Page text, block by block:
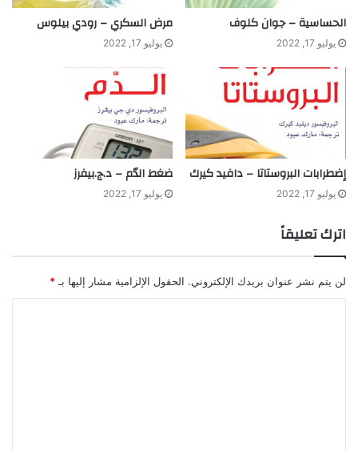
الحساسية – جوان كلوف
يوليو 17, 2022
مرض السكري – رودي بيلوس
يوليو 17, 2022
إضطرابات البروستاتا – دافيد كيرك
يوليو 17, 2022
ضغط الدّم – د.ج.بيفرز
يوليو 17, 2022
اترك تعليقاً
لن يتم نشر عنوان بريدك الإلكتروني. الحقول الإلزامية مشار إليها بـ *